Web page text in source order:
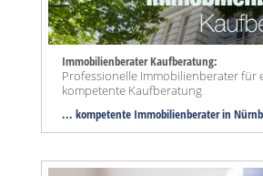
Immobilienberater Kaufberatung:
Professionelle Immobilienberater für
kompetente Kaufberatung
... kompetente Immobilienberater in